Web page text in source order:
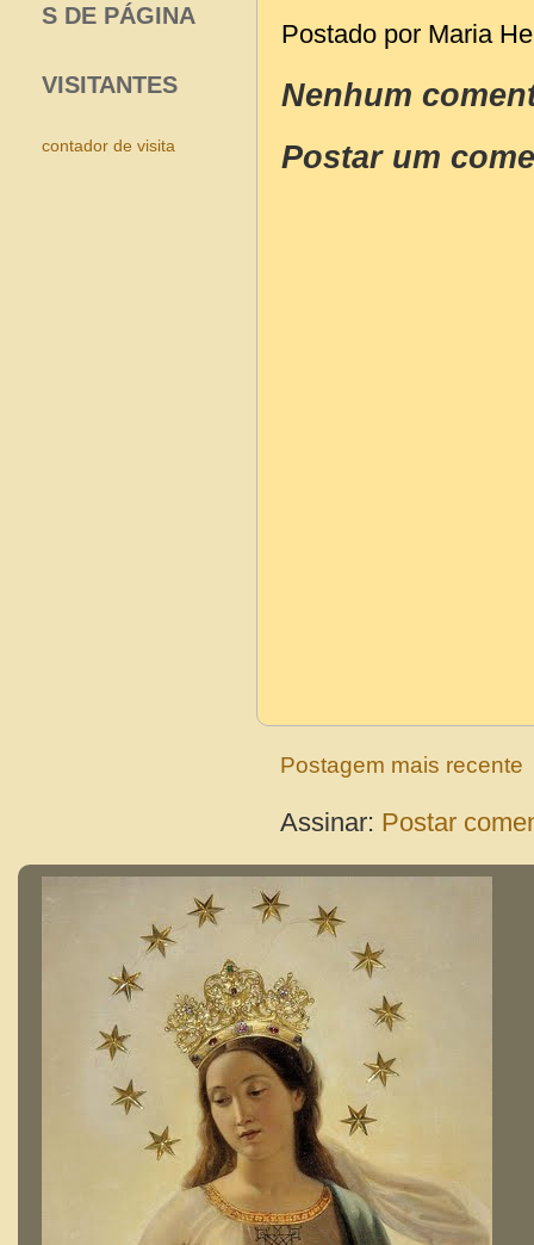
Postado por Maria
Nenhum
Postar um
Postagem mais recente
Assinar: Postar
S DE PÁGINA
VISITANTES
contador de visita